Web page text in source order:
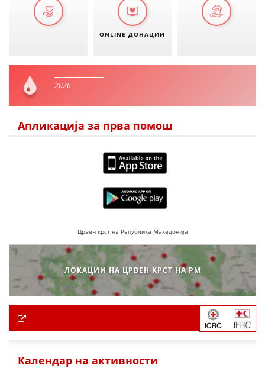
БРОШУРИ
ONLINE ДОНАЦИИ
2026
Апликација за прва помош
Црвен крст на Република Македонија
ЛОКАЦИИ НА ЦРВЕН КРСТ НА РМ
Календар на активности